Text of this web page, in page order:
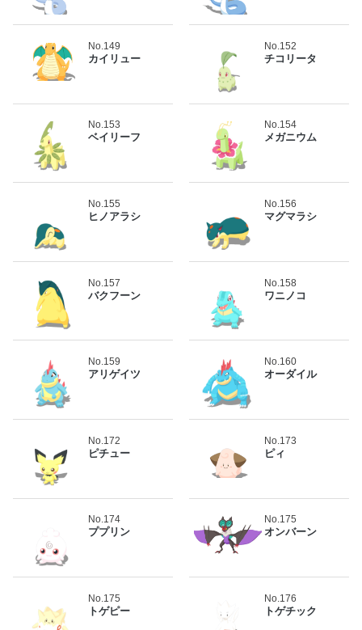
No.149
カイリュー
No.152
チコリータ
No.153
ベイリーフ
No.154
メガニウム
No.155
ヒノアラシ
No.156
マグマラシ
No.157
バクフーン
No.158
ワニノコ
No.159
アリゲイツ
No.160
オーダイル
No.172
ピチュー
No.173
ピィ
No.174
ププリン
No.175
オンバーン
No.175
トゲピー
No.176
トゲチック